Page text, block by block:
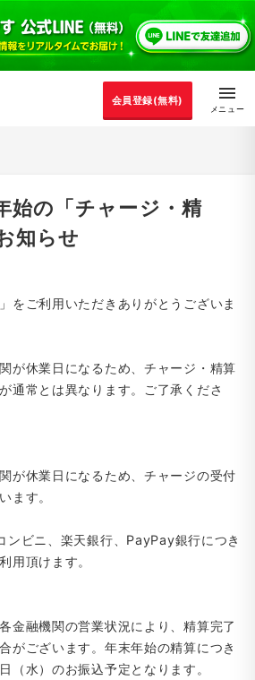
会員登録(無料)
始の「チャージ・精
知らせ
をご利用いただきありがとうございま
が休業日になるため、チャージ・精算
通常とは異なります。ご了承くださ
が休業日になるため、チャージの受付
ます。
ンビニ、楽天銀行、PayPay銀行につき
用頂けます。
金融機関の営業状況により、精算完了
がございます。年末年始の精算につき
（水）のお振込予定となります。